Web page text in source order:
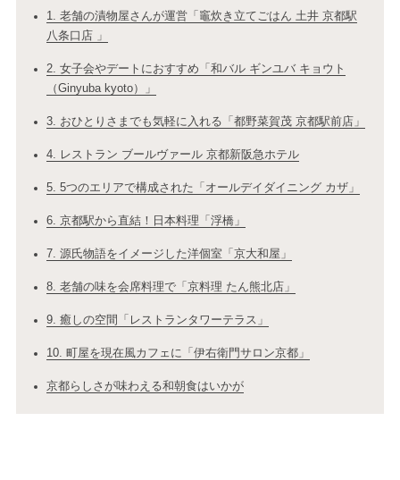
1. 老舗の漬物屋さんが運営「竈炊き立てごはん 土井 京都駅
八条口店 」
2. 女子会やデートにおすすめ「和バル ギンユバ キョウト
（Ginyuba kyoto）」
3. おひとりさまでも気軽に入れる「都野菜賀茂 京都駅前店」
4. レストラン ブールヴァール 京都新阪急ホテル
5. 5つのエリアで構成された「オールデイダイニング カザ」
6. 京都駅から直結！日本料理「浮橋」
7. 源氏物語をイメージした洋個室「京大和屋」
8. 老舗の味を会席料理で「京料理 たん熊北店」
9. 癒しの空間「レストランタワーテラス」
10. 町屋を現在風カフェに「伊右衛門サロン京都」
京都らしさが味わえる和朝食はいかが